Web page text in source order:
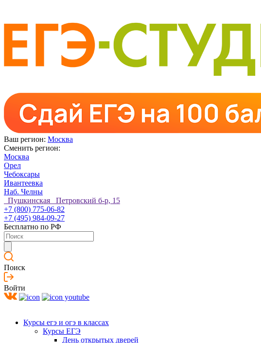
Ваш регион: Москва
Сменить регион:
Москва
Орел
Чебоксары
Ивантеевка
Наб. Челны
Пушкинская Петровский б-р, 15
+7 (800) 775-06-82
+7 (495) 984-09-27
Бесплатно по РФ
Поиск
Войти
Курсы егэ и огэ в классах
Курсы ЕГЭ
День открытых дверей